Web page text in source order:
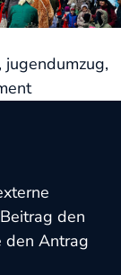
jugendumzug,
on
den
den Antrag